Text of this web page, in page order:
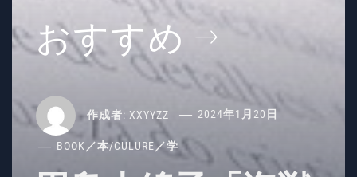
おすすめ
作成者: XXYYZZ 2024年1月20日
BOOK／本/CULURE／学